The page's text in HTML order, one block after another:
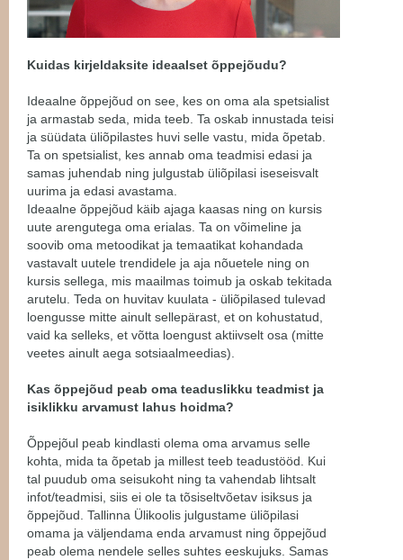
Kuidas kirjeldaksite ideaalset õppejõudu?
Ideaalne õppejõud on see, kes on oma ala spetsialist
ja armastab seda, mida teeb. Ta oskab innustada teisi
ja süüdata üliõpilastes huvi selle vastu, mida õpetab.
Ta on spetsialist, kes annab oma teadmisi edasi ja
samas juhendab ning julgustab üliõpilasi iseseisvalt
uurima ja edasi avastama.
Ideaalne õppejõud käib ajaga kaasas ning on kursis
uute arengutega oma erialas. Ta on võimeline ja
soovib oma metoodikat ja temaatikat kohandada
vastavalt uutele trendidele ja aja nõuetele ning on
kursis sellega, mis maailmas toimub ja oskab tekitada
arutelu. Teda on huvitav kuulata - üliõpilased tulevad
loengusse mitte ainult sellepärast, et on kohustatud,
vaid ka selleks, et võtta loengust aktiivselt osa (mitte
veetes ainult aega sotsiaalmeedias).
Kas õppejõud peab oma teaduslikku teadmist ja
isiklikku arvamust lahus hoidma?
Õppejõul peab kindlasti olema oma arvamus selle
kohta, mida ta õpetab ja millest teeb teadustööd. Kui
tal puudub oma seisukoht ning ta vahendab lihtsalt
infot/teadmisi, siis ei ole ta tõsiseltvõetav isiksus ja
õppejõud. Tallinna Ülikoolis julgustame üliõpilasi
omama ja väljendama enda arvamust ning õppejõud
peab olema nendele selles suhtes eeskujuks. Samas